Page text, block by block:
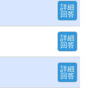
詳細
回答
詳細
回答
詳細
回答